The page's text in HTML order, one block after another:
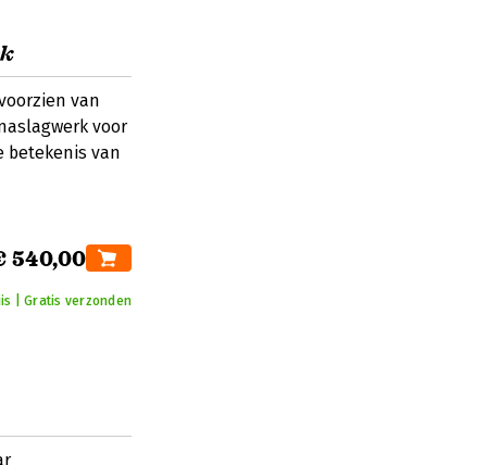
van
voor
betekenis van
540,00
| Gratis verzonden